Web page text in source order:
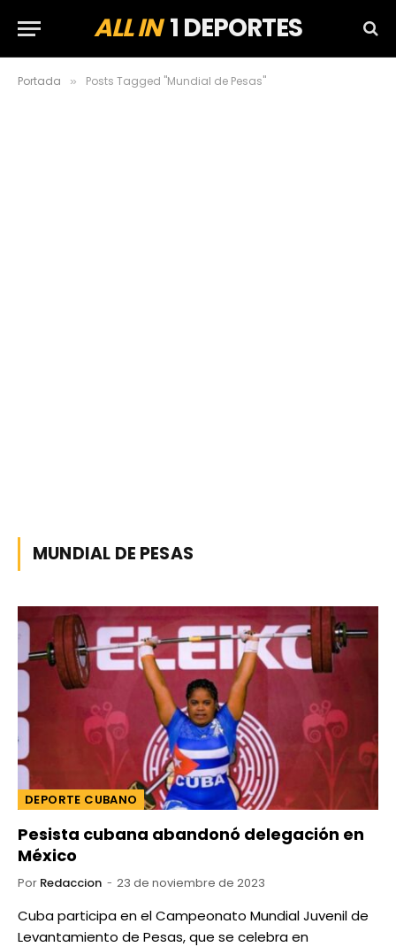
ALL IN1 DEPORTES
Portada » Posts Tagged "Mundial de Pesas"
MUNDIAL DE PESAS
DEPORTE CUBANO
Pesista cubana abandonó delegación en
México
Por Redaccion 23 de noviembre de 2023
Cuba participa en el Campeonato Mundial Juvenil de
Levantamiento de Pesas, que se celebra en